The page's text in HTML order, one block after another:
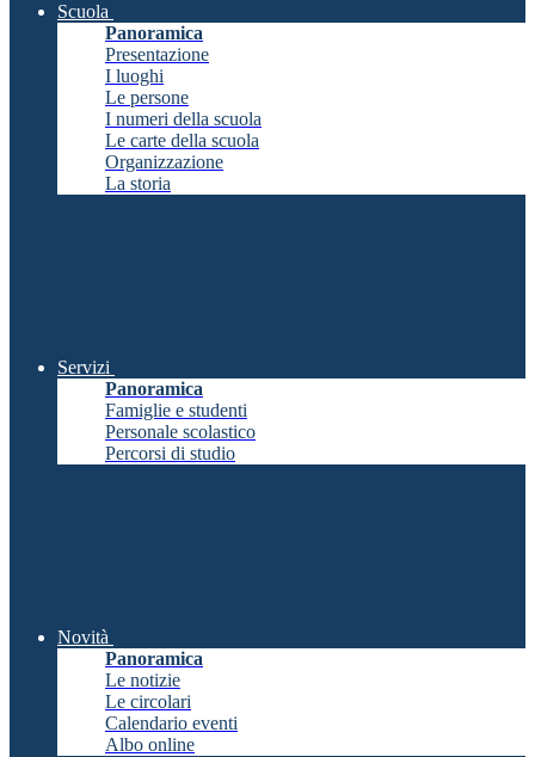
Scuola
Panoramica
Presentazione
I luoghi
Le persone
I numeri della scuola
Le carte della scuola
Organizzazione
La storia
Servizi
Panoramica
Famiglie e studenti
Personale scolastico
Percorsi di studio
Novità
Panoramica
Le notizie
Le circolari
Calendario eventi
Albo online